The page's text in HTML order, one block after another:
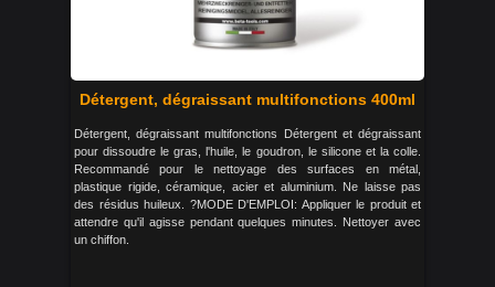
Détergent, dégraissant multifonctions 400ml
Détergent, dégraissant multifonctions Détergent et dégraissant
pour dissoudre le gras, l'huile, le goudron, le silicone et la colle.
Recommandé pour le nettoyage des surfaces en métal,
plastique rigide, céramique, acier et aluminium. Ne laisse pas
des résidus huileux. ?MODE D'EMPLOI: Appliquer le produit et
attendre qu'il agisse pendant quelques minutes. Nettoyer avec
un chiffon.